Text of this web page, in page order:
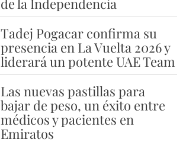
Tadej Pogacar confirma su
presencia en La Vuelta 2026 y
liderará un potente UAE Team
Las nuevas pastillas para
bajar de peso, un éxito entre
médicos y pacientes en
Emiratos